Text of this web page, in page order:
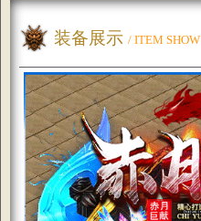
装备展示 / ITEM SHOW